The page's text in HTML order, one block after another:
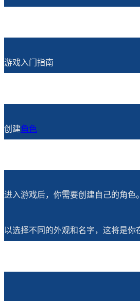
游戏入门指南
创建角色
进入游戏后，你需要创建自己的角色
以选择不同的外观和名字，这将是你